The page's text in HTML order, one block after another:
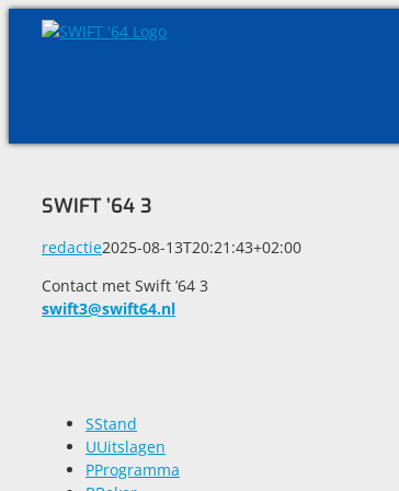
SWIFT ’64 3
redactie2025-08-13T20:21:43+02:00
Contact met Swift ’64 3
swift3@swift64.nl
SStand
UUitslagen
PProgramma